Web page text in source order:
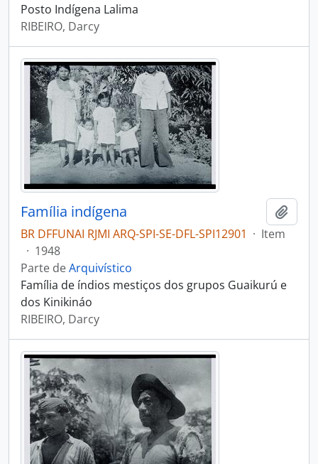
Posto Indígena Lalima
RIBEIRO, Darcy
Família indígena
BR DFFUNAI RJMI ARQ-SPI-SE-DFL-SPI12901 · Item
· 1948
Parte deArquivístico
Família de índios mestiços dos grupos Guaikurú e
dos Kinikináo
RIBEIRO, Darcy